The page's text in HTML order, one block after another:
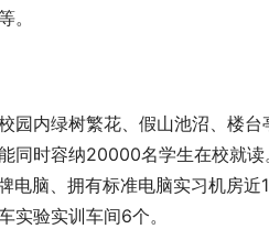
。
园内绿树繁花、假山池沼、楼
同时容纳20000名学生在校就
电脑、拥有标准电脑实习机房
实验实训车间6个。